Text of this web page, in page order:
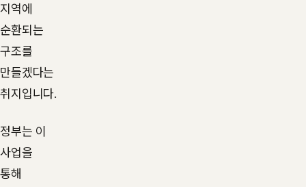
지역에
순환되는
구조를
만들겠다는
취지입니다.
정부는 이
사업을
통해